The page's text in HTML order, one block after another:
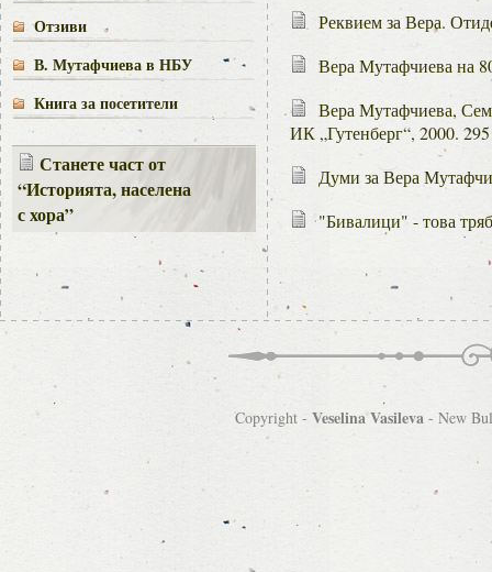
Отзиви
В. Мутафчиева в НБУ
Книга за посетители
Станете част от
“Историята, населена
с хора”
Реквием за Вера.
Вера Мутафчиева на
Вера Мутафчиева,
ИК „Гутенберг“, 2000.
Думи за Вера
"Бивалици" - това
Copyright - Veselina Vasileva- New